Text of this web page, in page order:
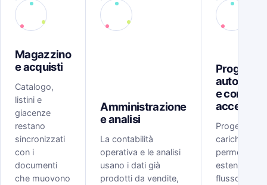
Magazzino
e acquisti
Catalogo,
listini e
giacenze
restano
sincronizzati
con i
documenti
che muovono
Amministrazione
e analisi
La contabilità
operativa e le analisi
usano i dati già
prodotti da vendite,
Progetti,
e
accessi
Progetti,
carichi,
permessi
estendono il
flusso ERP